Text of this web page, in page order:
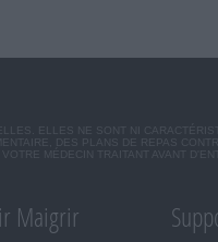
ELLES NE SONT NI
DES PLANS DE REPAS
MÉDECIN TRAITANT AVANT
Maigrir